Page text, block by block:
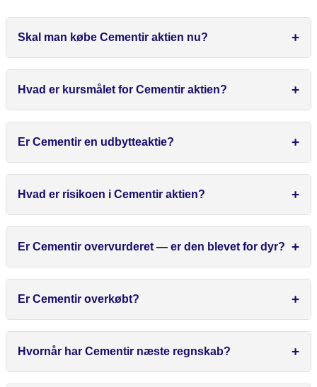
Skal man købe Cementir aktien nu?
Hvad er kursmålet for Cementir aktien?
Er Cementir en udbytteaktie?
Hvad er risikoen i Cementir aktien?
Er Cementir overvurderet — er den blevet for dyr?
Er Cementir overkøbt?
Hvornår har Cementir næste regnskab?